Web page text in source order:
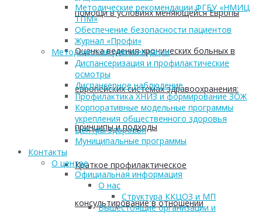
помощи в условиях меняющейся Европы
Оценка ведения хронических больных в
европейских системах здравоохранения:
принципы и подходы
Краткое профилактическое
консультирование в отношении
Методические рекомендации ФГБУ «НМИЦ
ТПМ»
Обеспечение безопасности пациентов
Журнал «Профи»
Методические рекомендации
Диспансеризация и профилактические
осмотры
Диспансерное наблюдение
Профилактика ХНИЗ и формирование ЗОЖ
Корпоративные модельные программы
укрепления общественного здоровья
Центры здоровья
Муниципальные программы
Контакты
О центре
Официальная информация
О нас
Структура ККЦОЗ и МП
Вышестоящие организации и